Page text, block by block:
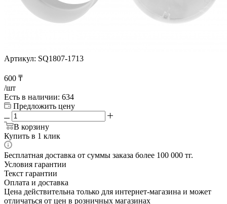
Артикул: SQ1807-1713
600 ₸
/шт
Есть в наличии: 634
Предложить цену
В корзину
Купить в 1 клик
Бесплатная доставка от суммы заказа более 100 000 тг.
Условия гарантии
Текст гарантии
Оплата и доставка
Цена действительна только для интернет-магазина и может
отличаться от цен в розничных магазинах